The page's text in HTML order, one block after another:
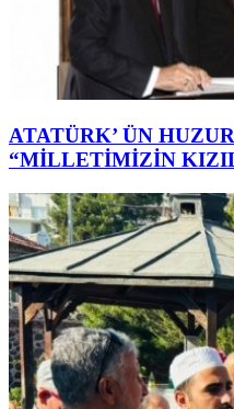
ATATÜRK’ ÜN
“MİLLETİMİZİN